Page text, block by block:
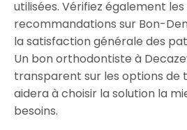
utilisées. Vérifiez également
recommandations sur Bon-
la satisfaction générale des
Un bon orthodontiste à
transparent sur les options de
aidera à choisir la solution la
besoins.